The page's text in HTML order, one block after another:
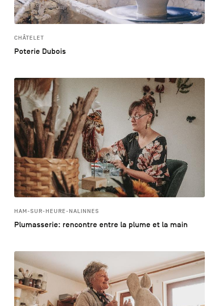
CHÂTELET
Poterie Dubois
HAM-SUR-HEURE-NALINNES
Plumasserie: rencontre entre la plume et la main